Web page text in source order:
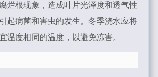
烂根现象，造成叶片光泽度和透气性
起病菌和害虫的发生。冬季浇水应将
温度相同的温度，以避免冻害。